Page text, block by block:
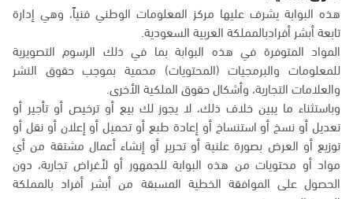
هذه البوابة يشرف عليها مركز المعلومات الوطني فنياً، وهي إدارة
تابعة أبشر أفرادبالمملكة العربية السعودية.
المواد المتوفرة في هذه البوابة بما في ذلك الرسوم التصويرية
للمعلومات والبرمجيات (المحتويات) محمية بموجب حقوق النشر
والعلامات التجارية، وأشكال حقوق الملكية الأخرى.
وباستثناء ما يبين خلاف ذلك، لا يجوز لك بيع أو ترخيص أو تأجير أو
تعديل أو نسخ أو استنساخ أو إعادة طبع أو تحميل أو إعلان أو نقل أو
توزيع أو العرض بصورة علنية أو تحرير أو إنشاء أعمال مشتقة من أي
مواد أو محتويات من هذه البوابة للجمهور أو لأغراض تجارية، دون
الحصول على الموافقة الخطية المسبقة من أبشر أفراد بالمملكة